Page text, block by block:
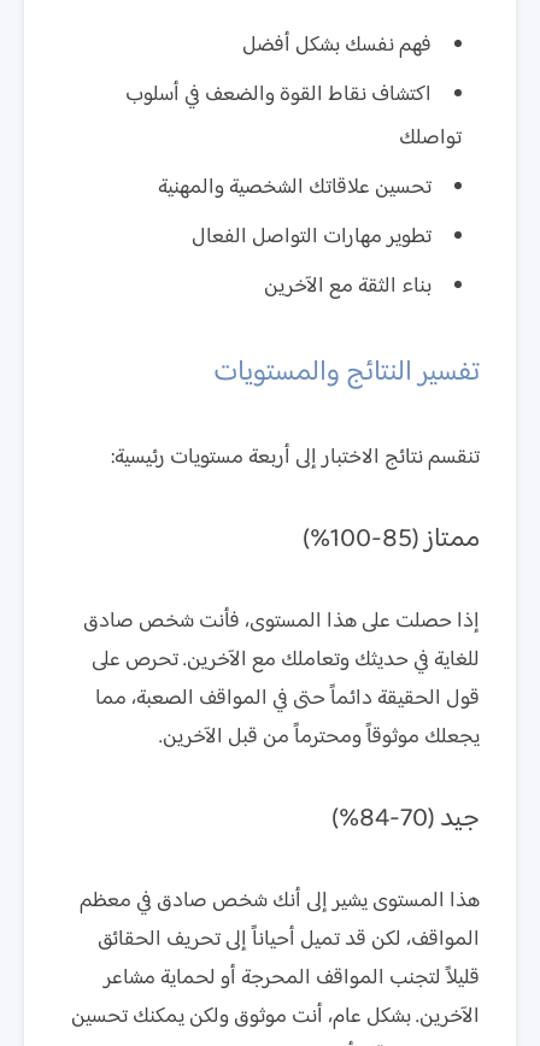
فهم نفسك بشكل أفضل
اكتشاف نقاط القوة والضعف في أسلوب
تواصلك
تحسين علاقاتك الشخصية والمهنية
تطوير مهارات التواصل الفعال
بناء الثقة مع الآخرين
تفسير النتائج والمستويات
تنقسم نتائج الاختبار إلى أربعة مستويات رئيسية:
ممتاز (85-100%)
إذا حصلت على هذا المستوى، فأنت شخص صادق
للغاية في حديثك وتعاملك مع الآخرين. تحرص على
قول الحقيقة دائماً حتى في المواقف الصعبة، مما
يجعلك موثوقاً ومحترماً من قبل الآخرين.
جيد (70-84%)
هذا المستوى يشير إلى أنك شخص صادق في معظم
المواقف، لكن قد تميل أحياناً إلى تحريف الحقائق
قليلاً لتجنب المواقف المحرجة أو لحماية مشاعر
الآخرين. بشكل عام، أنت موثوق ولكن يمكنك تحسين